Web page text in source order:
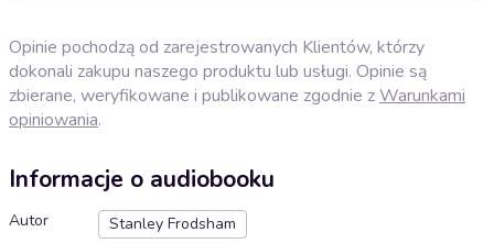
Opinie pochodzą od zarejestrowanych Klientów, którzy
dokonali zakupu naszego produktu lub usługi. Opinie są
zbierane, weryfikowane i publikowane zgodnie zWarunkami
opiniowania.
Informacje o audiobooku
Autor
Stanley Frodsham